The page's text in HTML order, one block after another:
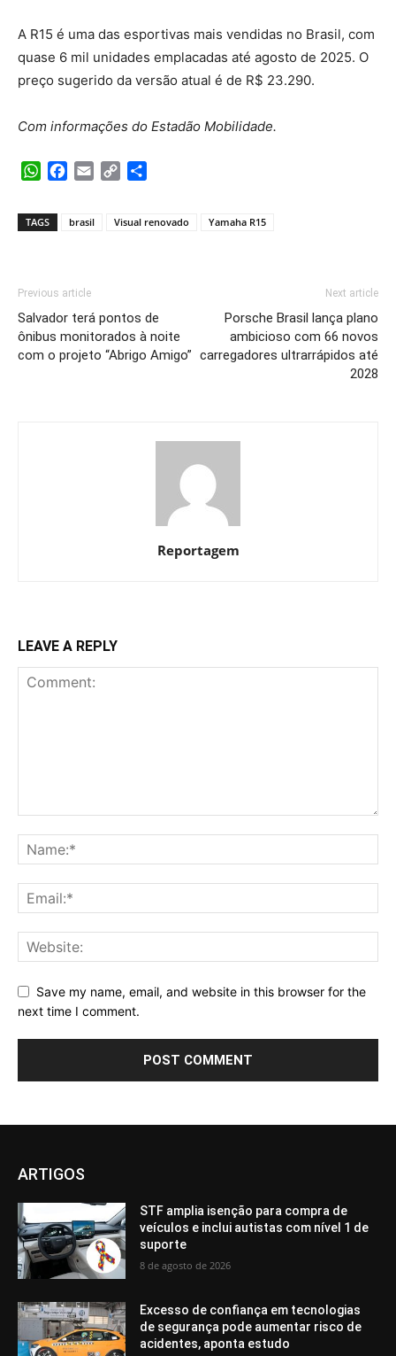
A R15 é uma das esportivas mais vendidas no Brasil, com
quase 6 mil unidades emplacadas até agosto de 2025. O
preço sugerido da versão atual é de R$ 23.290.
Com informações do Estadão Mobilidade.
WhatsApp
Facebook
Email Copy
TAGS brasil Visual renovado Yamaha R15
Previous article
Salvador terá pontos de
ônibus monitorados à noite
com o projeto “Abrigo Amigo”
Next article
Porsche Brasil lança plano
ambicioso com 66 novos
carregadores ultrarrápidos até
2028
Reportagem
LEAVE A REPLY
Save my name, email, and website in this browser for the
next time I comment.
ARTIGOS
STF amplia isenção para compra de
veículos e inclui autistas com nível 1 de
suporte
8 de agosto de 2026
Excesso de confiança em tecnologias
de segurança pode aumentar risco de
acidentes, aponta estudo